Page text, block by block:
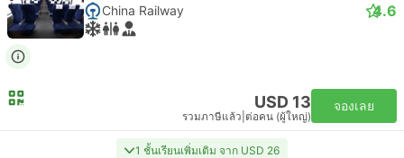
China Railway 4.6
USD 13
รวมภาษีแล้ว ต่อคน (ผู้ใหญ่)
จองเลย
1 ชั้นเรียนเพิ่มเติม จาก USD 26